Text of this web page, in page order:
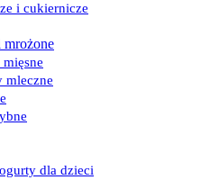
i cukiernicze
mrożone
mleczne
dla dzieci